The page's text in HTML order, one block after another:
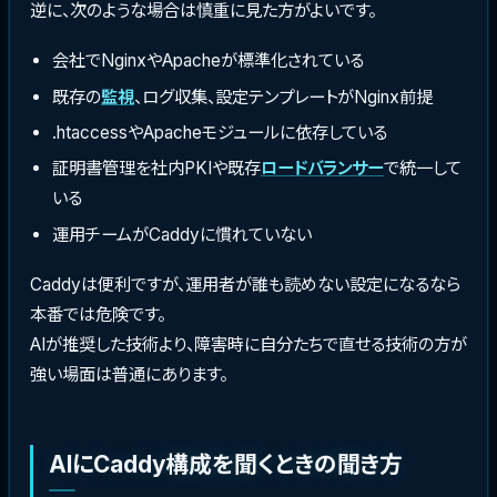
逆に、次のような場合は慎重に見た方がよいです。
会社でNginxやApacheが標準化されている
既存の監視、ログ収集、設定テンプレートがNginx前提
.htaccessやApacheモジュールに依存している
証明書管理を社内PKIや既存ロードバランサーで統一して
いる
運用チームがCaddyに慣れていない
Caddyは便利ですが、運用者が誰も読めない設定になるなら
本番では危険です。
AIが推奨した技術より、障害時に自分たちで直せる技術の方が
強い場面は普通にあります。
AIにCaddy構成を聞くときの聞き方